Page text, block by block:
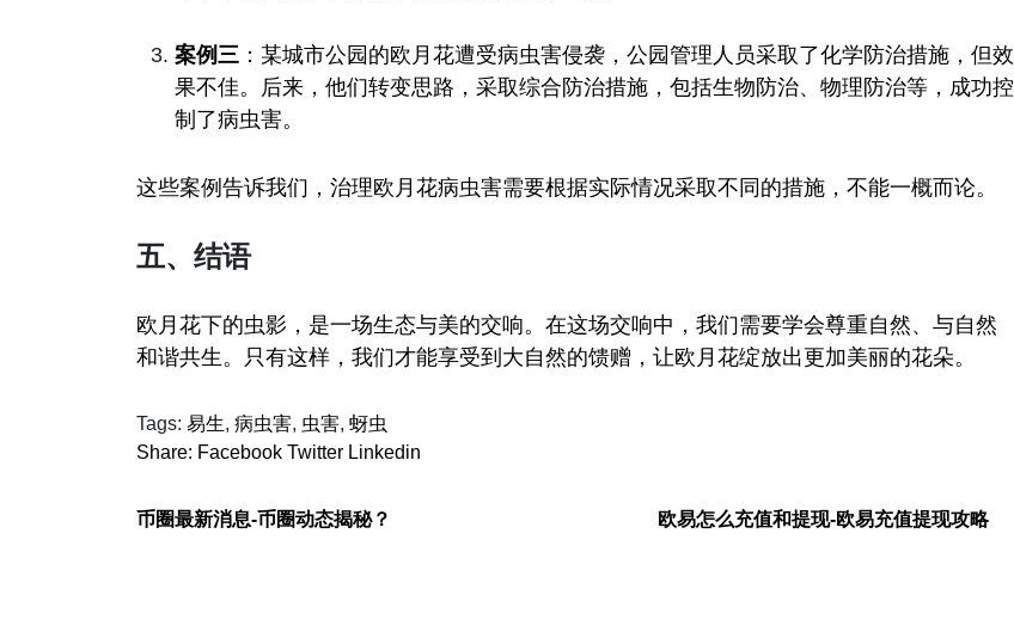
案例三 ：某城市公园的欧月花遭受病虫害侵袭，公园管理人员采取了化学防治措施，但效
果不佳。后来，他们转变思路，采取综合防治措施，包括生物防治、物理防治等，成功控
制了病虫害。
这些案例告诉我们，治理欧月花病虫害需要根据实际情况采取不同的措施，不能一概而论。
五、结语
欧月花下的虫影，是一场生态与美的交响。在这场交响中，我们需要学会尊重自然、与自然
和谐共生。只有这样，我们才能享受到大自然的馈赠，让欧月花绽放出更加美丽的花朵。
Tags: 易生, 病虫害, 虫害, 蚜虫
Share: Facebook Twitter Linkedin
币圈最新消息-币圈动态揭秘？ 欧易怎么充值和提现-欧易充值提现攻略